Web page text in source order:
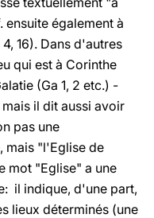
également à
16). Dans d'autres
qui est à Corinthe
(Ga 1, 2 etc.) -
il dit aussi avoir
pas une
mais "l'Eglise de
mot "Eglise" a une
il indique, d'une part,
lieux déterminés (une